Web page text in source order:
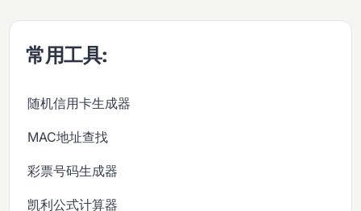
常用工具:
随机信用卡生成器
MAC地址查找
彩票号码生成器
凯利公式计算器